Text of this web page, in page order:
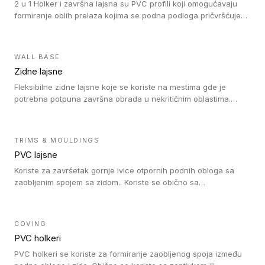
2 u 1 Holker i završna lajsna su PVC profili koji omogućavaju
formiranje oblih prelaza kojima se podna podloga pričvršćuje
WALL BASE
Zidne lajsne
Fleksibilne zidne lajsne koje se koriste na mestima gde je
potrebna potpuna završna obrada u nekritičnim oblastima.
TRIMS & MOULDINGS
PVC lajsne
Koriste za završetak gornje ivice otpornih podnih obloga sa
zaobljenim spojem sa zidom.. Koriste se obično sa
rešenje).
COVING
PVC holkeri
PVC holkeri se koriste za formiranje zaobljenog spoja između